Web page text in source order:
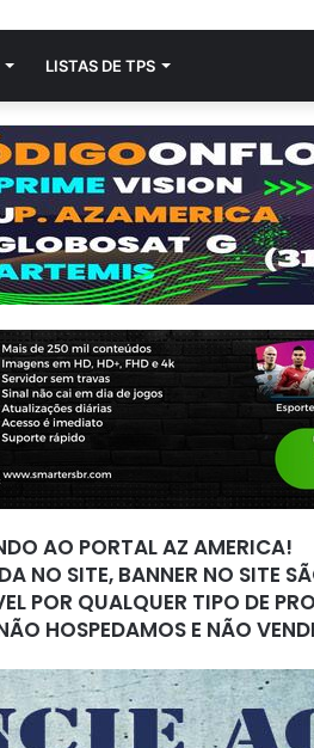
LISTAS DE TPS
AO PORTAL AZ AMERICA!
NO SITE, BANNER NO SITE
POR QUALQUER TIPO DE
HOSPEDAMOS E NÃO